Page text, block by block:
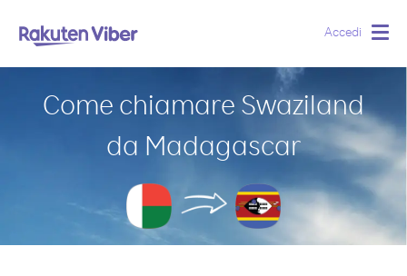
Accedi
Come chiamare Swaziland
da Madagascar